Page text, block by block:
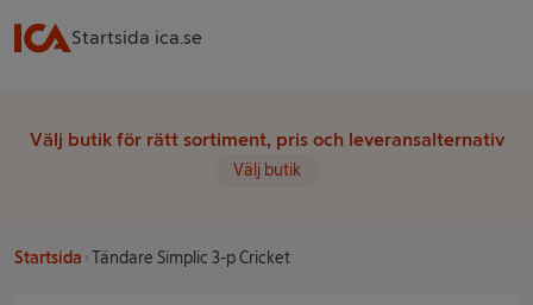
Startsida ica.se
Välj butik för rätt sortiment, pris och leveransalternativ
Välj butik
Startsida Tändare Simplic 3-p Cricket